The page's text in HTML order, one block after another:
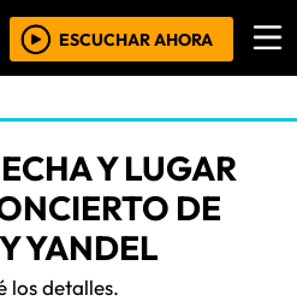
ESCUCHAR AHORA
Y LUGAR
DE
YANDEL
los detalles.